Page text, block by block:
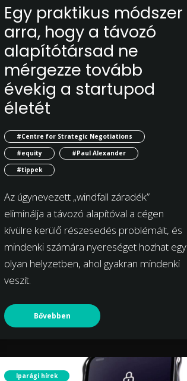
Egy praktikus módszer
arra, hogy a távozó
alapítótársad ne
mérgezze tovább
évekig a startupod
életét
#Centre for Strategic Negotiations
#equity
#Paul Alexander
#tippek
Az úgynevezett „windfall záradék”
eliminálja a távozó alapítóval a cégen
kívülre kerülő részesedés problémáit, és
mindenki számára nyereséget hozhat egy
olyan helyzetben, ahol gyakran mindenki
veszít.
Bővebben
Iparági hírek